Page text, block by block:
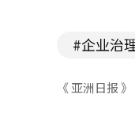
#企业治
《 亚洲日报